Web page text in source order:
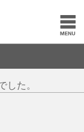
した。